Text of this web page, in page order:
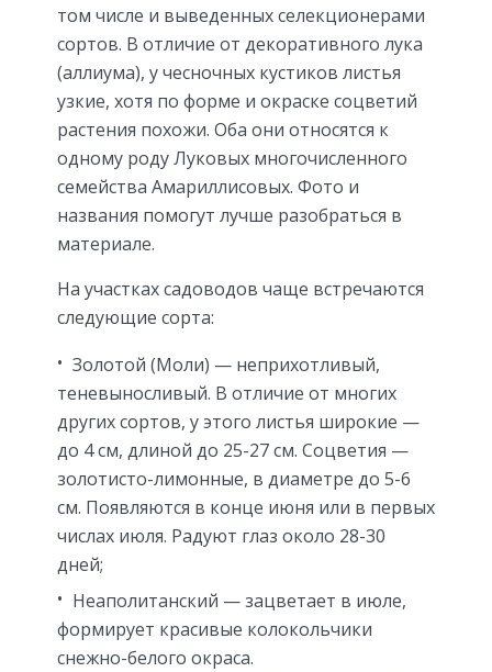
том числе и выведенных селекционерами
сортов. В отличие от декоративного лука
(аллиума), у чесночных кустиков листья
узкие, хотя по форме и окраске соцветий
растения похожи. Оба они относятся к
одному роду Луковых многочисленного
семейства Амариллисовых. Фото и
названия помогут лучше разобраться в
материале.
На участках садоводов чаще встречаются
следующие сорта:
Золотой (Моли) — неприхотливый,
теневыносливый. В отличие от многих
других сортов, у этого листья широкие —
до 4 см, длиной до 25-27 см. Соцветия —
золотисто-лимонные, в диаметре до 5-6
см. Появляются в конце июня или в первых
числах июля. Радуют глаз около 28-30
дней;
Неаполитанский — зацветает в июле,
формирует красивые колокольчики
снежно-белого окраса.